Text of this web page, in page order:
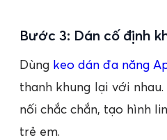
Bước 3: Dán cố định
Dùng keo dán đa năng
thanh khung lại với
nối chắc chắn, tạo hình
trẻ em.